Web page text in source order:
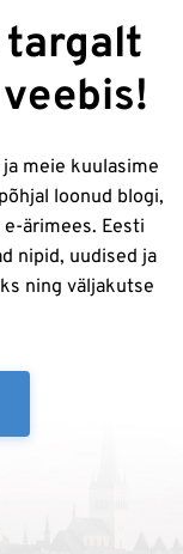
targalt
meie kuulasime
loonud blogi,
ärimees. Eesti
nipid, uudised ja
ning väljakutse